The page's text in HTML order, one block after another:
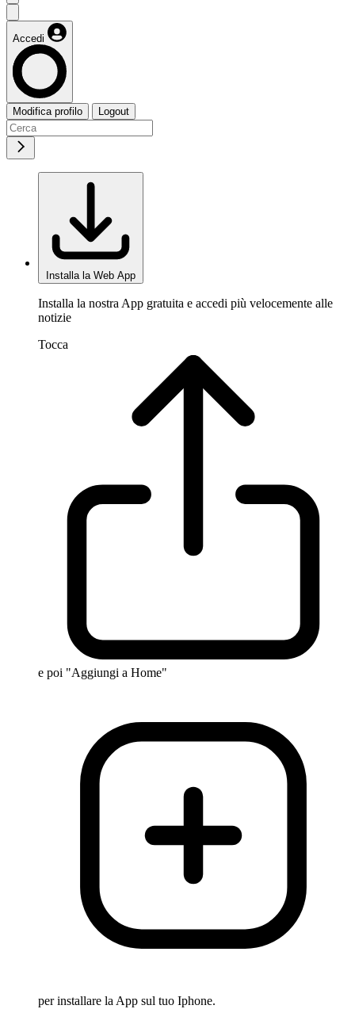
Accedi
Modifica profilo Logout
Installa la Web App
Installa la nostra App gratuita e accedi più velocemente alle
notizie
Tocca
e poi "Aggiungi a Home"
per installare la App sul tuo Iphone.